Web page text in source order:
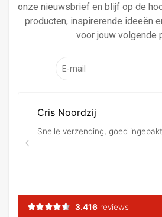
onze nieuwsbrief en blijf op de
producten, inspirerende ideeën
voor jouw volgende